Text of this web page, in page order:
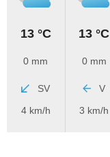
13 °C
0 mm
SV
4 km/h
13 °C
0 mm
V
3 km/h